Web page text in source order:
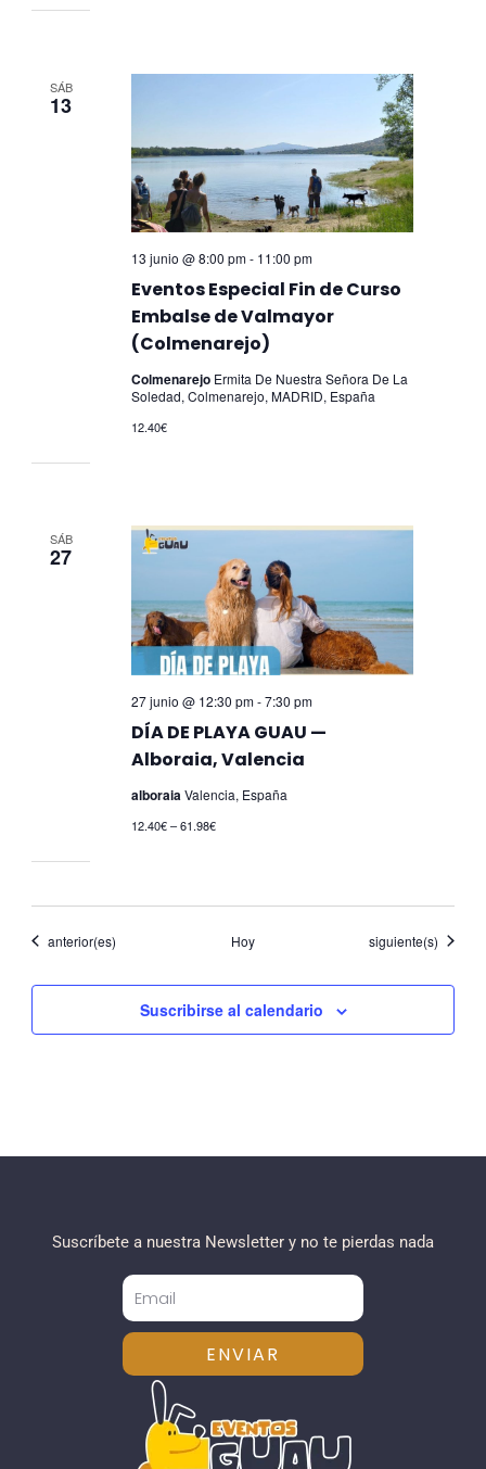
SÁB
13
Eventos Especial Fin de Curso
Embalse de Valmayor
(Colmenarejo)
13 junio @ 8:00 pm- 11:00 pm
Colmenarejo Ermita De Nuestra Señora De La
Soledad, Colmenarejo, MADRID, España
12.40€
SÁB
27
DÍA DE PLAYA GUAU —
Alboraia, Valencia
27 junio @ 12:30 pm-7:30 pm
alboraiaValencia, España
12.40€ – 61.98€
Eventos
anterior(es) Hoy Eventos
siguiente(s)
Suscribirse al calendario
Suscríbete a nuestra Newsletter y no te pierdas nada
ENVIAR